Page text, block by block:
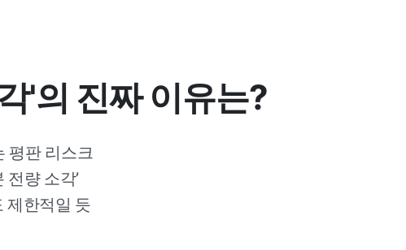
'의 진짜 이유는?
평판 리스크
전량 소각’
제한적일 듯